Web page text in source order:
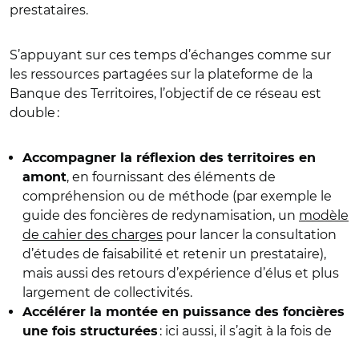
prestataires.
S’appuyant sur ces temps d’échanges comme sur
les ressources partagées sur la plateforme de la
Banque des Territoires, l’objectif de ce réseau est
double :
Accompagner la réflexion des territoires en
amont, en fournissant des éléments de
compréhension ou de méthode (par exemple le
guide des foncières de redynamisation, un modèle
de cahier des charges pour lancer la consultation
d’études de faisabilité et retenir un prestataire),
mais aussi des retours d’expérience d’élus et plus
largement de collectivités.
Accélérer la montée en puissance des foncières
une fois structurées : ici aussi, il s’agit à la fois de